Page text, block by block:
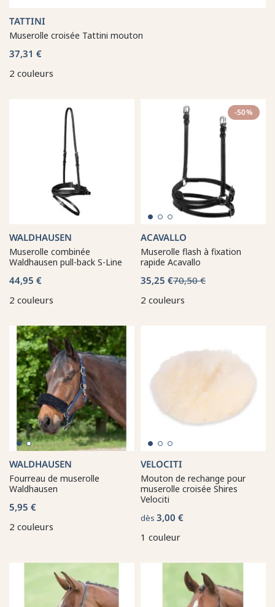
TATTINI
Muserolle croisée Tattini mouton
37,31 €
2 couleurs
WALDHAUSEN
Muserolle combinée
Waldhausen pull-back S-Line
44,95 €
2 couleurs
-50%
ACAVALLO
Muserolle flash à fixation
rapide Acavallo
35,25 €70,50 €
2 couleurs
WALDHAUSEN
Fourreau de muserolle
Waldhausen
5,95 €
2 couleurs
VELOCITI
Mouton de rechange pour
muserolle croisée Shires
Velociti
dès 3,00 €
1 couleur